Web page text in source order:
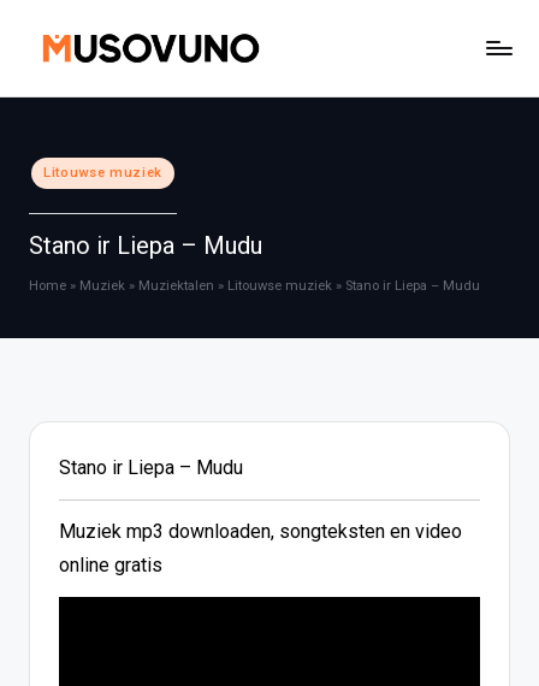
Geplaatst
in
Litouwse muziek
Stano ir Liepa – Mudu
Home » Muziek » Muziektalen » Litouwse muziek » Stano ir Liepa – Mudu
Stano ir Liepa – Mudu
Muziek mp3 downloaden, songteksten en video
online gratis